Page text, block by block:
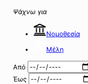
Ψάχνω για
Νομοθεσία
Μέλη
Από
Έως